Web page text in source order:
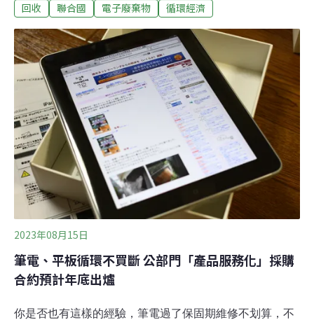
不上電子廢棄物增長的速度，差了四倍之多。再不採取行
聯合國訓練研究所（UNITAR）、國際電信聯盟（ITU）20
日發布的《2024年全球電子廢棄物監測報告》（The
Global E-waste Monitor 2024），2022年電子廢棄物達
6200萬公噸，但全球回收機制與量能不足，僅22.3%被妥
善回收處理。這些電子廢棄物來自手機、玩具、微波爐、
筆電、光電板等，裡面有珍貴的金屬資源，也可能含汞或
鉛等有毒物質。隨意掩埋、棄置或燃燒將污染環境、危害
健康。報告預估，隨著消費持續增加、維修不易、產品生
命週期縮短等因素，2030年電子
回收 聯合國 電子廢棄物 循環經濟
2023年08月15日
筆電、平板循環不買斷 公部門「產品服務化」採購
合約預計年底出爐
你是否也有這樣的經驗，筆電過了保固期維修不划算，不